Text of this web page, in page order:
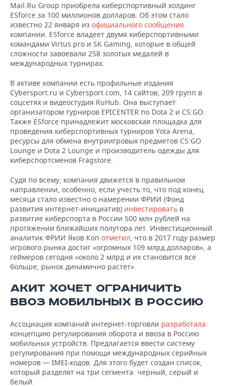
Mail.Ru Group приобрела киберспортивный холдинг
ESforce за 100 миллионов долларов. Об этом стало
известно 22 января из официального сообщения
компании. ESforce владеет двумя киберспортивными
командами Virtus.pro и SK Gaming, которые в общей
сложности завоевали 258 золотых медалей в
международных турнирах.
В активе компании есть профильные издания
Cybersport.ru и Cybersport.com, 14 сайтов, 209 групп в
соцсетях и видеостудия RuHub. Она выступает
организатором турниров EPICENTER по Dota 2 и CS:GO.
Также ESforce принадлежит московская площадка для
проведения киберспортивных турниров Yota Arena,
ресурсы для обмена внутриигровых предметов CS:GO
Lounge и Dota 2 Lounge и производитель одежды для
киберспортсменов Fragstore.
Судя по всему, компания движется в правильном
направлении, особенно, если учесть то, что под конец
месяца стало известно о намерении ФРИИ (Фонд
развития интернет-инициатив) инвестировать в
развитие киберспорта в России 500 млн рублей на
протяжении ближайших полутора лет. Инвестиционный
аналитик ФРИИ Яков Коп отметил, что в 2017 году размер
игрового рынка достиг «огромных 109 млрд долларов», а
геймеров сегодня «около 2 млрд и их становится все
больше, рынок динамично растет».
АКИТ ХОЧЕТ ОГРАНИЧИТЬ
ВВОЗ МОБИЛЬНЫХ В РОССИЮ
Ассоциация компаний интернет-торговли разработала
концепцию регулирования оборота и ввоза в Россию
мобильных устройств. Предлагается ввести систему
регулирования при помощи международных серийных
номеров — IMEI-кодов. Для этого будет создан список,
который разделят на три сегмента: черный, серый и
белый.